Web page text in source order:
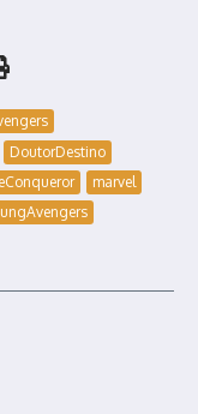
DoutorDestino
marvel